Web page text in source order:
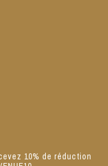
10% de réduction